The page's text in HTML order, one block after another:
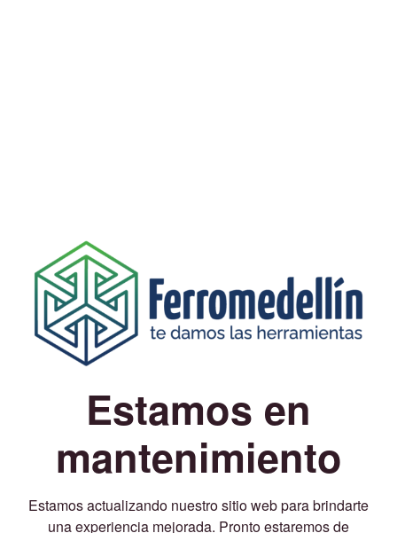
Estamos en
mantenimiento
Estamos actualizando nuestro sitio web para brindarte
una experiencia mejorada. Pronto estaremos de